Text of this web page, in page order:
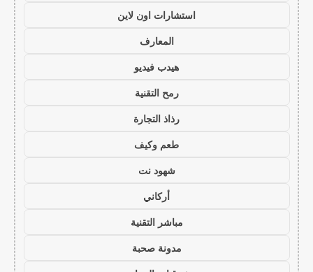
استشارات اون لاين
المعارف
هيدب فيديو
رمح التقنية
رذاذ التجارة
طعم وكيف
شهود نت
أركاني
مباشر التقنية
مدونة صحبة